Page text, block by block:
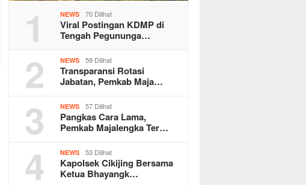
1 NEWS 70 Dilihat
Viral Postingan KDMP di
Tengah Pegununga…
2 NEWS 59 Dilihat
Transparansi Rotasi
Jabatan, Pemkab Maja…
3 NEWS 57 Dilihat
Pangkas Cara Lama,
Pemkab Majalengka Ter…
4 NEWS 53 Dilihat
Kapolsek Cikijing Bersama
Ketua Bhayangk…